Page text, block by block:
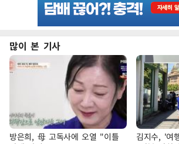
많이 본 기사
방은희, 母 고독사에 오열 "이틀
김지수, '여